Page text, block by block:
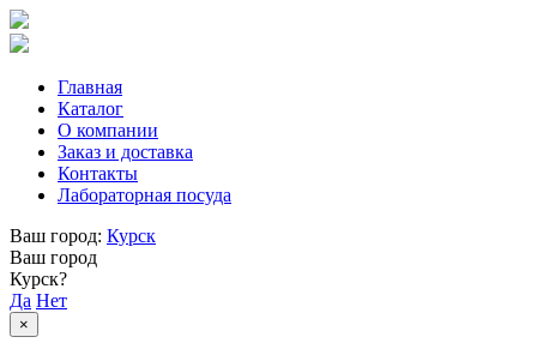
Главная
Каталог
О компании
Заказ и доставка
Контакты
Лабораторная посуда
Ваш город: Курск
Ваш город
Курск?
Да Нет
×